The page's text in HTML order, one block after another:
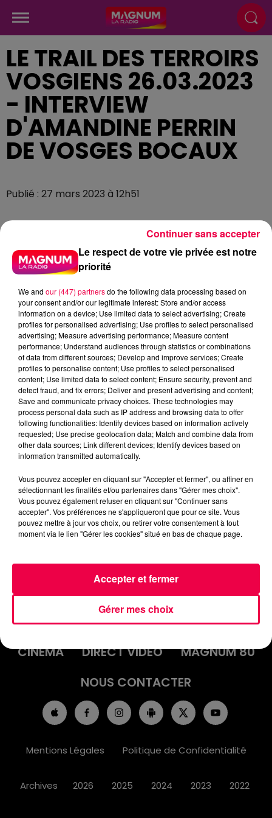
LE TRAIL DES TERROIRS
VOSGIENS 26.03.2023
- INTERVIEW
D'AMANDINE PERRIN
DE VOSGES BOCAUX
Publié : 27 mars 2023 à 12h51
podcasts/2023/03/Le-Trail-des-Terroirs-Vosgiens-
26.03.2023-interview-dAmandine-Perrin-de-VOSGES-
AGENDA
JEUX
PODCASTS
CINÉMA
DIRECT VIDÉO
MAGNUM 80
NOUS CONTACTER
Mentions Légales Politique de Confidentialité
Archives 2026 2025 2024 2023 2022
Le respect de votre vie privée est notre
priorité
We and our (447) partnersdo the following data processing based on
your consent and/or our legitimate interest: Store and/or access
information on a device; Use limited data to select advertising; Create
profiles for personalised advertising; Use profiles to select personalised
advertising; Measure advertising performance; Measure content
performance; Understand audiences through statistics or combinations
of data from different sources; Develop and improve services; Create
profiles to personalise content; Use profiles to select personalised
content; Use limited data to select content; Ensure security, prevent and
detect fraud, and fix errors; Deliver and present advertising and content;
Save and communicate privacy choices. These technologies may
process personal data such as IP address and browsing data to offer
following functionalities: Identify devices based on information actively
requested; Use precise geolocation data; Match and combine data from
other data sources; Link different devices; Identify devices based on
information transmitted automatically.
Vous pouvez accepter en cliquant sur "Accepter et fermer", ou affiner en
sélectionnant les finalités et/ou partenaires dans "Gérer mes choix".
Vous pouvez également refuser en cliquant sur "Continuer sans
accepter". Vos préférences ne s'appliqueront que pour ce site. Vous
pouvez mettre à jour vos choix, ou retirer votre consentement à tout
moment via le lien "Gérer les cookies" situé en bas de chaque page.
Gérer mes choix
Accepter et fermer
Continuer sans accepter